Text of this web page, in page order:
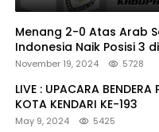
Menang 2-0 Atas Arab
Indonesia Naik Posisi 3
November 19, 2024 5728
LIVE : UPACARA BENDERA
KOTA KENDARI KE-193
May 9, 2024 5425